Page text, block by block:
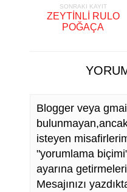
SONRAKI KAYIT
ZEYTİNLİ RULO
POĞAÇA
Blogger veya
isteyen
"yorumlama
ayarına
Mesajınızı